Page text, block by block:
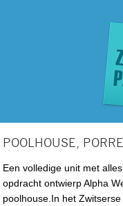
POOLHOUSE,
Een volledige unit met
opdracht ontwierp Alpha
poolhouse.In het